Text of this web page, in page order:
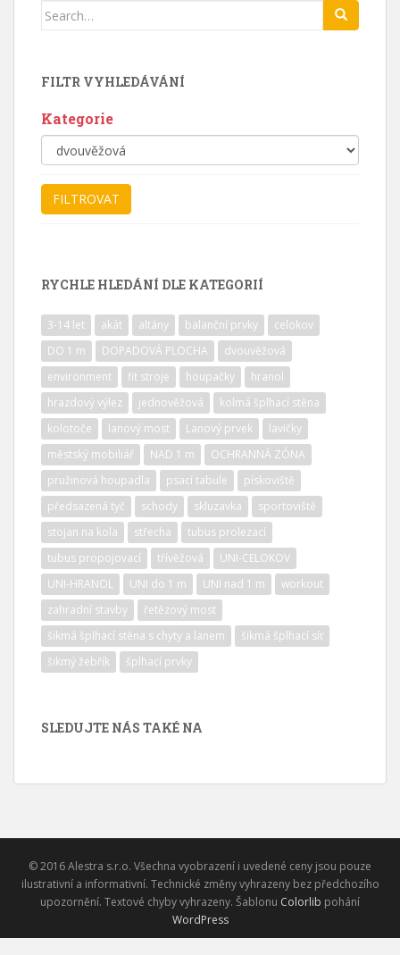
Search
FILTR VYHLEDÁVÁNÍ
Kategorie
RYCHLE HLEDÁNÍ DLE KATEGORIÍ
3-14 let akát altány balanční prvky
celokov
DO 1 m
DOPADOVÁ PLOCHA
dvouvěžová
environment
fit stroje houpačky
hranol
hrazdový výlez
jednověžová
kolmá šplhací stěna
kolotoče
lanový most Lanový prvek
lavičky
městský mobiliář
NAD 1 m
OCHRANNÁ ZÓNA
pružinová houpadla
psací tabule
pískoviště
předsazená tyč
schody skluzavka
sportoviště
stojan na kola
střecha
tubus prolezací
tubus propojovací
třívěžová
UNI-CELOKOV
UNI-HRANOL
UNI do 1 m UNI nad 1 m
workout
zahradní stavby
řetězový most
šikmá šplhací stěna s chyty a lanem
šikmá šplhací síť
šikmý žebřík
šplhací prvky
SLEDUJTE NÁS TAKÉ NA
© 2016 Alestra s.r.o. Všechna vyobrazení i uvedené ceny jsou pouze
ilustrativní a informativní. Technické změny vyhrazeny bez předchozího
upozornění. Textové chyby vyhrazeny. Šablonu Colorlib pohání
WordPress